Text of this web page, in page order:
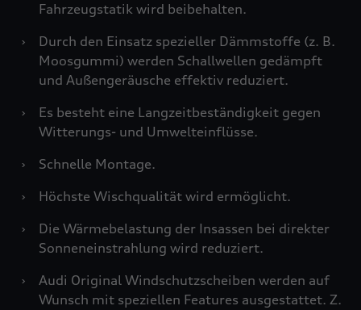
Fahrzeugstatik wird beibehalten.
›
Durch den Einsatz spezieller Dämmstoffe (z. B.
Moosgummi) werden Schallwellen gedämpft
und Außengeräusche effektiv reduziert.
›
Es besteht eine Langzeitbeständigkeit gegen
Witterungs- und Umwelteinflüsse.
›
Schnelle Montage.
›
Höchste Wischqualität wird ermöglicht.
›
Die Wärmebelastung der Insassen bei direkter
Sonneneinstrahlung wird reduziert.
›
Audi Original Windschutzscheiben werden auf
Wunsch mit speziellen Features ausgestattet. Z.